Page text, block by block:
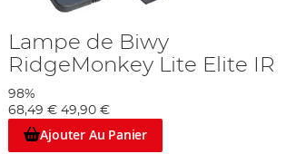
Lampe de Biwy
RidgeMonkey Lite Elite IR
98%
68,49 € 49,90 €
Ajouter Au Panier